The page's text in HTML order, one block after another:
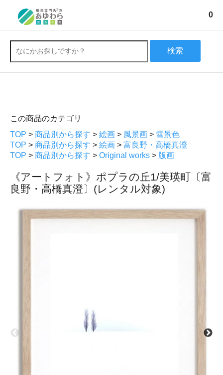
0
検索
この商品のカテゴリ
TOP > 商品別から探す > 絵画 > 風景画 > 雪景色
TOP > 商品別から探す > 絵画 > 富良野・高橋真澄
TOP > 商品別から探す > Original works > 版画
《アートフォト》ポプラの丘1/美瑛町〔富
良野・高橋真澄〕(レンタル対象)